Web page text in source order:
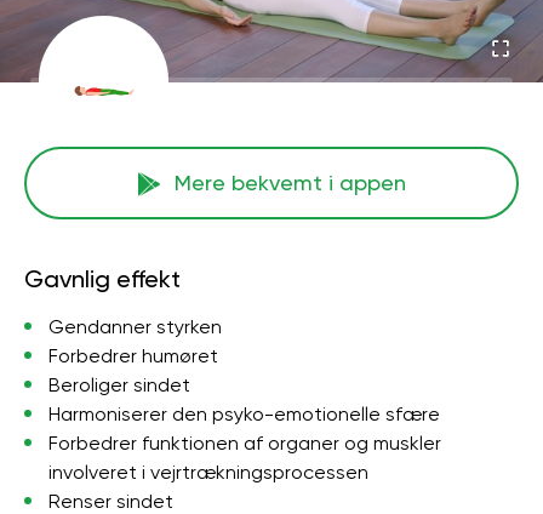
Mere bekvemt i appen
Gavnlig effekt
Gendanner styrken
Forbedrer humøret
Beroliger sindet
Harmoniserer den psyko-emotionelle sfære
Forbedrer funktionen af ​​organer og muskler
involveret i vejrtrækningsprocessen
Renser sindet